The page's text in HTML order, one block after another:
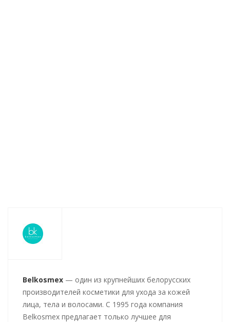
Belkosmex — один из крупнейших белорусских
производителей косметики для ухода за кожей
лица, тела и волосами. С 1995 года компания
Belkosmex предлагает только лучшее для